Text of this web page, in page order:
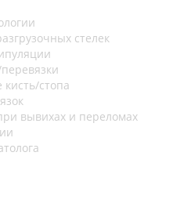
стелек
стопа
вывихах и переломах